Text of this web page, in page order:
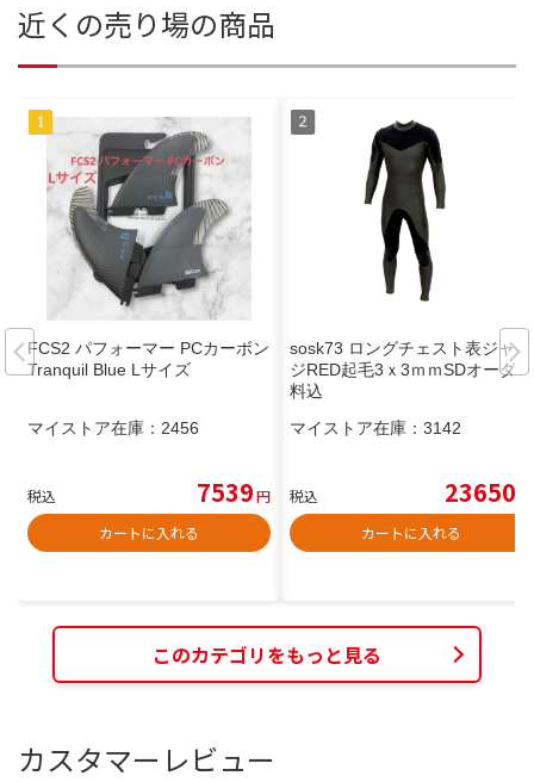
近くの売り場の商品
FCS2 パフォーマー PCカーボン
Tranquil Blue Lサイズ
マイストア在庫： 2456
税込 7539円
カートに入れる
sosk73 ロングチェスト表ジャー
ジRED起毛3ｘ3ｍｍSDオーダー
料込
マイストア在庫： 3142
税込 23650
カートに入れる
このカテゴリをもっと見る
カスタマーレビュー